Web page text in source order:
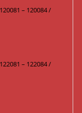
– 120084 /
– 122084 /